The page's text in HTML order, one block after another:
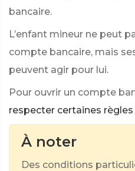
bancaire.
L’enfant mineur ne peut
compte bancaire, mais
peuvent agir pour lui.
Pour ouvrir un compte
respecter certaines règles
À noter
Des conditions